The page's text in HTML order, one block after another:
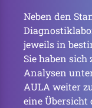
Neben den
jeweils in
Sie haben sich
Analysen
AULA weiter
eine Übersicht